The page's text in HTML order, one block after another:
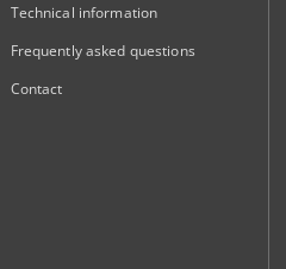
Technical information
Frequently asked questions
Contact